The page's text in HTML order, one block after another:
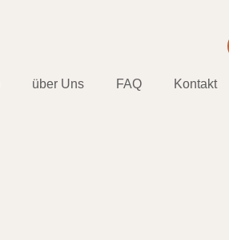
über Uns FAQ Kontakt